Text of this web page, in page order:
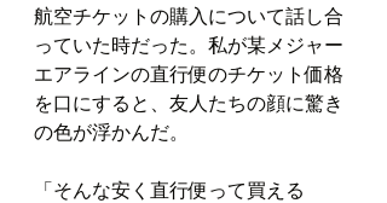
航空チケットの購入について話し合
っていた時だった。私が某メジャー
エアラインの直行便のチケット価格
を口にすると、友人たちの顔に驚き
の色が浮かんだ。
「そんな安く直行便って買える